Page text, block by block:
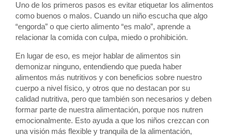
Uno de los primeros pasos es evitar etiquetar los alimentos
como buenos o malos. Cuando un niño escucha que algo
“engorda” o que cierto alimento “es malo”, aprende a
relacionar la comida con culpa, miedo o prohibición.
En lugar de eso, es mejor hablar de alimentos sin
demonizar ninguno, entendiendo que pueda haber
alimentos más nutritivos y con beneficios sobre nuestro
cuerpo a nivel físico, y otros que no destacan por su
calidad nutritiva, pero que también son necesarios y deben
formar parte de nuestra alimentación, porque nos nutren
emocionalmente. Esto ayuda a que los niños crezcan con
una visión más flexible y tranquila de la alimentación,